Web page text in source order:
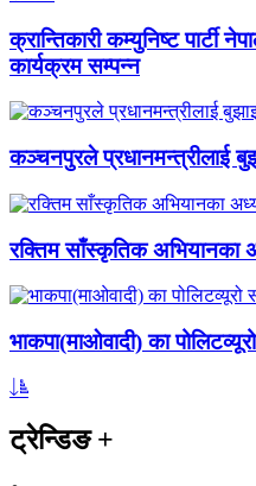
क्रान्तिकारी कम्युनिष्ट पार्टी
कार्यक्रम सम्पन्न
कञ्चनपुरले प्रधानमन्त्रीलाई
रक्तिम साँस्कृतिक अभियानका
भाकपा(माओवादी) का
ट्रेन्डिङ+